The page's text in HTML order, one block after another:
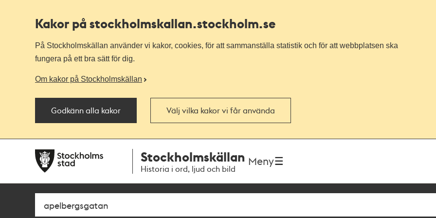
Kakor på stockholmskallan.stockholm.se
På Stockholmskällan använder vi kakor, cookies, för att sammanställa statistik och för att webbplatsen ska
fungera på ett bra sätt för dig.
Om kakor på Stockholmskällan
Godkänn alla kakor Välj vilka kakor vi får använda
navigationen
huvudinnehållet
Stockholmskällan
Historia i ord, ljud och bild
Meny
Sök